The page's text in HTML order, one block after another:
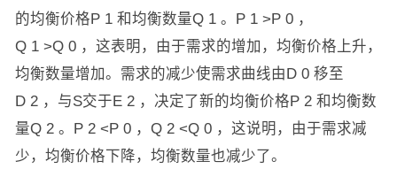
的均衡价格P 1 和均衡数量Q 1 。P 1 >P 0 ，
Q 1 >Q 0 ，这表明，由于需求的增加，均衡价格上升，
均衡数量增加。需求的减少使需求曲线由D 0 移至
D 2 ，与S交于E 2 ，决定了新的均衡价格P 2 和均衡数
量Q 2 。P 2 <P 0 ，Q 2 <Q 0 ，这说明，由于需求减
少，均衡价格下降，均衡数量也减少了。